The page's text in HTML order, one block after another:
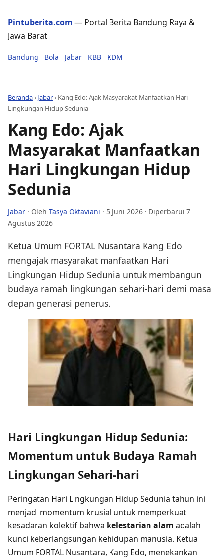
Pintuberita.com — Portal Berita Bandung Raya &
Jawa Barat
Bandung Bola Jabar KBB KDM
Beranda› Jabar› Kang Edo: Ajak Masyarakat Manfaatkan Hari
Lingkungan Hidup Sedunia
Kang Edo: Ajak
Masyarakat Manfaatkan
Hari Lingkungan Hidup
Sedunia
Jabar · Oleh Tasya Oktaviani · 5 Juni 2026 · Diperbarui 7
Agustus 2026
Ketua Umum FORTAL Nusantara Kang Edo
mengajak masyarakat manfaatkan Hari
Lingkungan Hidup Sedunia untuk membangun
budaya ramah lingkungan sehari-hari demi masa
depan generasi penerus.
Hari Lingkungan Hidup Sedunia:
Momentum untuk Budaya Ramah
Lingkungan Sehari-hari
Peringatan Hari Lingkungan Hidup Sedunia tahun ini
menjadi momentum krusial untuk memperkuat
kesadaran kolektif bahwa kelestarian alam adalah
kunci keberlangsungan kehidupan manusia. Ketua
Umum FORTAL Nusantara, Kang Edo, menekankan